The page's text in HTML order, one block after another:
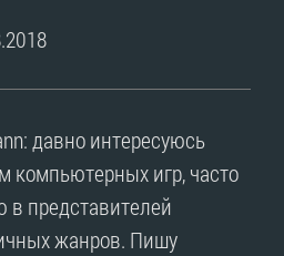
давно интересуюсь
компьютерных игр, часто
в представителей
жанров. Пишу